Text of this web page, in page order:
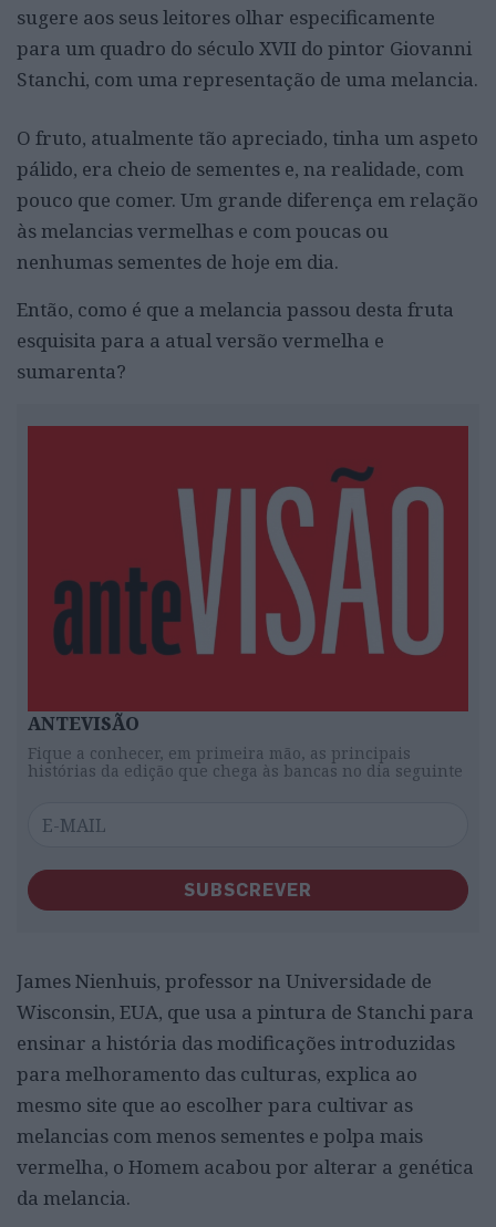
sugere aos seus leitores olhar especificamente
para um quadro do século XVII do pintor Giovanni
Stanchi, com uma representação de uma melancia.
O fruto, atualmente tão apreciado, tinha um aspeto
pálido, era cheio de sementes e, na realidade, com
pouco que comer. Um grande diferença em relação
às melancias vermelhas e com poucas ou
nenhumas sementes de hoje em dia.
Então, como é que a melancia passou desta fruta
esquisita para a atual versão vermelha e
sumarenta?
ANTEVISÃO
Fique a conhecer, em primeira mão, as principais
histórias da edição que chega às bancas no dia seguinte
SUBSCREVER
James Nienhuis, professor na Universidade de
Wisconsin, EUA, que usa a pintura de Stanchi para
ensinar a história das modificações introduzidas
para melhoramento das culturas, explica ao
mesmo site que ao escolher para cultivar as
melancias com menos sementes e polpa mais
vermelha, o Homem acabou por alterar a genética
da melancia.